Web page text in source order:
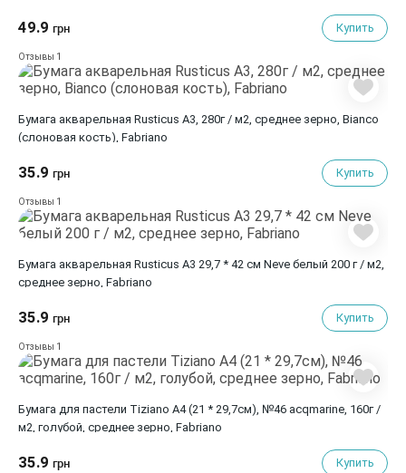
49.9 грн Купить
Отзывы 1
Бумага акварельная Rusticus A3, 280г / м2, среднее зерно, Bianco
(слоновая кость), Fabriano
35.9 грн Купить
Отзывы 1
Бумага акварельная Rusticus A3 29,7 * 42 см Neve белый 200 г / м2,
среднее зерно, Fabriano
35.9 грн Купить
Отзывы 1
Бумага для пастели Tiziano A4 (21 * 29,7см), №46 acqmarine, 160г /
м2, голубой, среднее зерно, Fabriano
35.9 грн Купить